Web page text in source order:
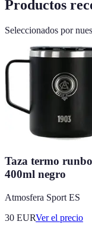
Productos
Seleccionados por
Taza termo
400ml negro
Atmosfera Sport ES
30 EURVer el precio